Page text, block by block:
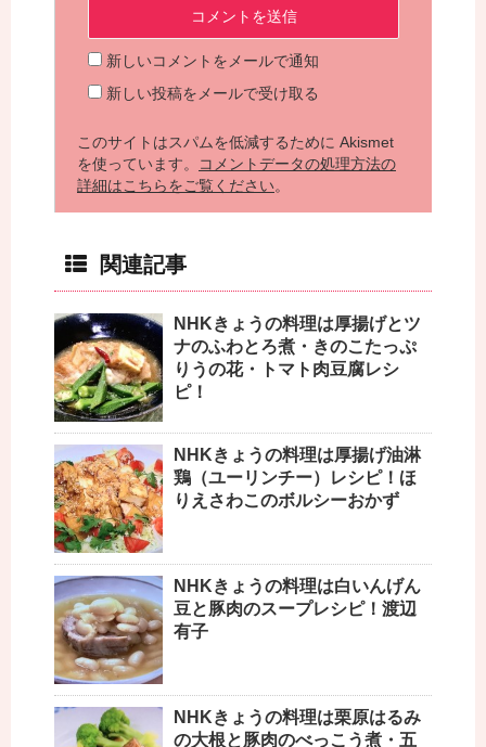
新しいコメントをメールで通知
新しい投稿をメールで受け取る
このサイトはスパムを低減するために Akismet
を使っています。
コメントデータの処理方法の
詳細はこちらをご覧ください。
関連記事
NHKきょうの料理は厚揚げとツ
ナのふわとろ煮・きのこたっぷ
りうの花・トマト肉豆腐レシ
ピ！
NHKきょうの料理は厚揚げ油淋
鶏（ユーリンチー）レシピ！ほ
りえさわこのボルシーおかず
NHKきょうの料理は白いんげん
豆と豚肉のスープレシピ！渡辺
有子
NHKきょうの料理は栗原はるみ
の大根と豚肉のべっこう煮・五